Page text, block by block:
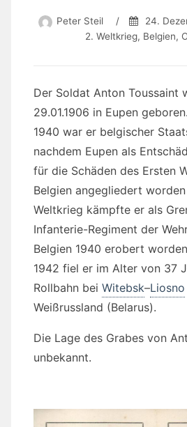
Peter Steil / 24.
2. Weltkrieg, Belgien,
Der Soldat Anton Toussaint
29.01.1906 in Eupen
1940 war er belgischer
nachdem Eupen als
für die Schäden des Ersten
Belgien angegliedert
Weltkrieg kämpfte er als
Infanterie-Regiment der
Belgien 1940 erobert
1942 fiel er im Alter von 37
Rollbahn bei Witebsk–Liosno
Weißrussland (Belarus).
Die Lage des Grabes von
unbekannt.